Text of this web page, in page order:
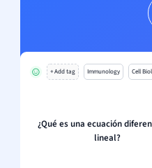
+ Add tag Immunology Cell
¿Qué es una ecuación
lineal?